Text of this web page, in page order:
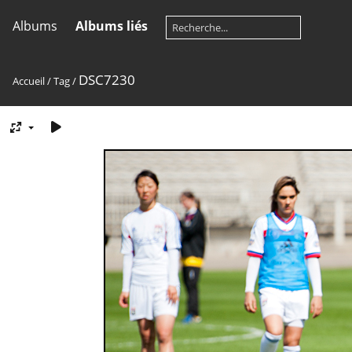
Albums Albums liés
Accueil/Tag/ DSC7230